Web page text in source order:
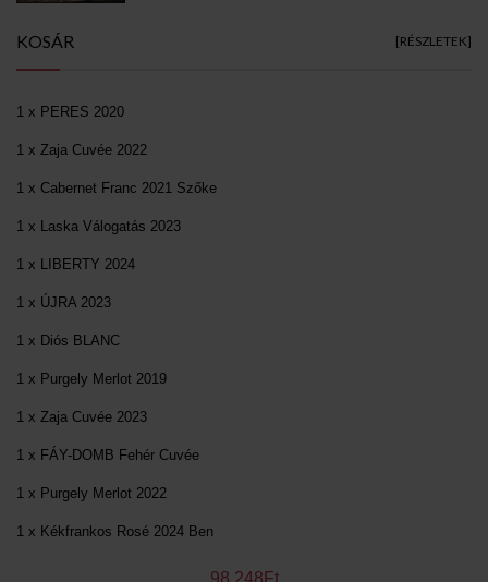
KOSÁR [RÉSZLETEK]
1 x PERES 2020
1 x Zaja Cuvée 2022
1 x Cabernet Franc 2021 Szőke
1 x Laska Válogatás 2023
1 x LIBERTY 2024
1 x ÚJRA 2023
1 x Diós BLANC
1 x Purgely Merlot 2019
1 x Zaja Cuvée 2023
1 x FÁY-DOMB Fehér Cuvée
1 x Purgely Merlot 2022
1 x Kékfrankos Rosé 2024 Ben